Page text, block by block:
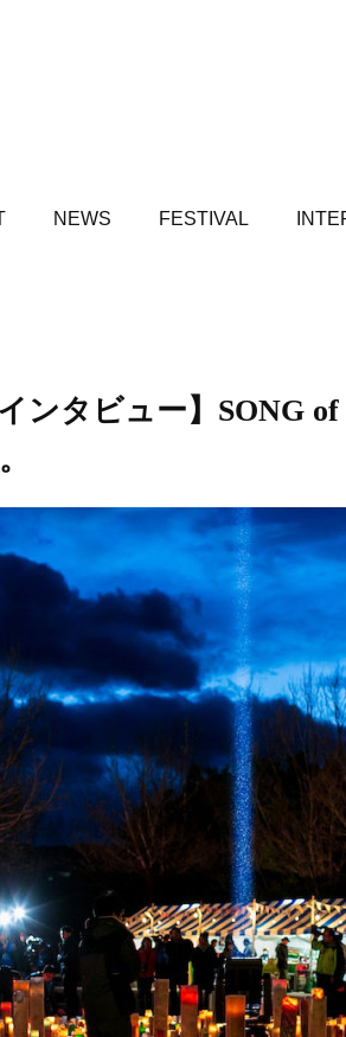
NEWS FESTIVAL
ンタビュー】SONG